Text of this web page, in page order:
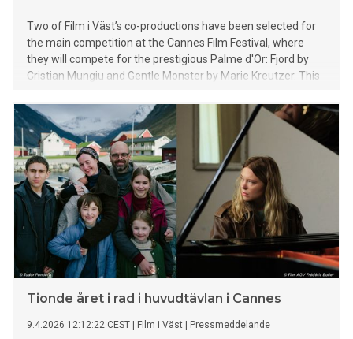
Two of Film i Väst’s co-productions have been selected for
the main competition at the Cannes Film Festival, where
they will compete for the prestigious Palme d'Or: Fjord by
Cristian Mungiu and Gentle Monster by Marie Kreutzer. This
productions have been represented in the festival’s most
prestigious section.
Tionde året i rad i huvudtävlan i Cannes
9.4.2026 12:12:22 CEST Film i Väst Pressmeddelande